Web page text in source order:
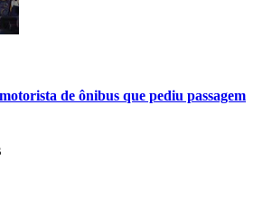
de ônibus que pediu passagem